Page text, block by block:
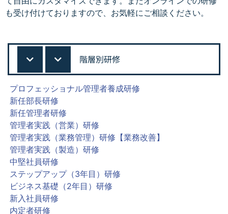
も受け付けておりますので、お気軽にご相談ください。
階層別研修
プロフェッショナル管理者養成研修
新任部長研修
新任管理者研修
管理者実践（営業）研修
管理者実践（業務管理）研修【業務改善】
管理者実践（製造）研修
中堅社員研修
ステップアップ（3年目）研修
ビジネス基礎（2年目）研修
新入社員研修
内定者研修